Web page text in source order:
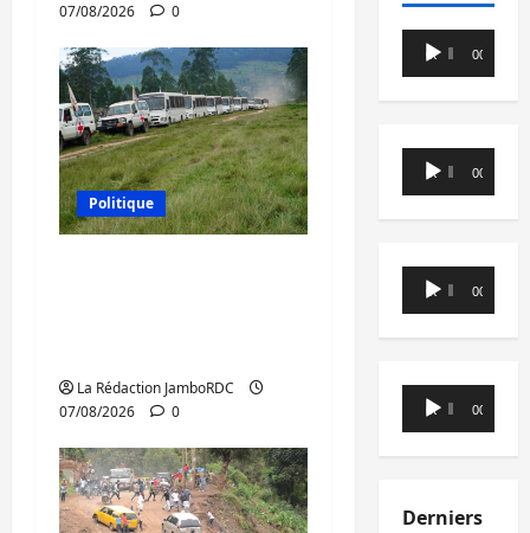
07/08/2026
0
Politique
La Rédaction JamboRDC
07/08/2026
0
Lecteur
audio
00:00 00:00
Lecteur
audio
00:00 00:00
Lecteur
audio
00:00 00:00
Lecteur
audio
00:00 00:00
Derniers